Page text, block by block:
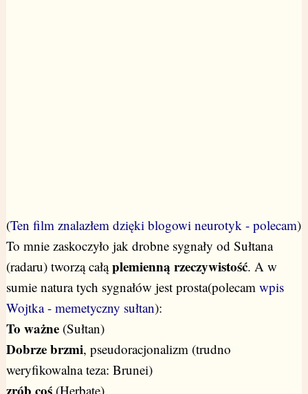
(Ten film znalazłem dzięki blogowi neurotyk - polecam)
To mnie zaskoczyło jak drobne sygnały od Sułtana
(radaru) tworzą całąplemienną rzeczywistość. A w
sumie natura tych sygnałów jest prosta(polecam wpis
Wojtka - memetyczny sułtan):
To ważne(Sułtan)
Dobrze brzmi, pseudoracjonalizm (trudno
weryfikowalna teza: Brunei)
(Herbatę)